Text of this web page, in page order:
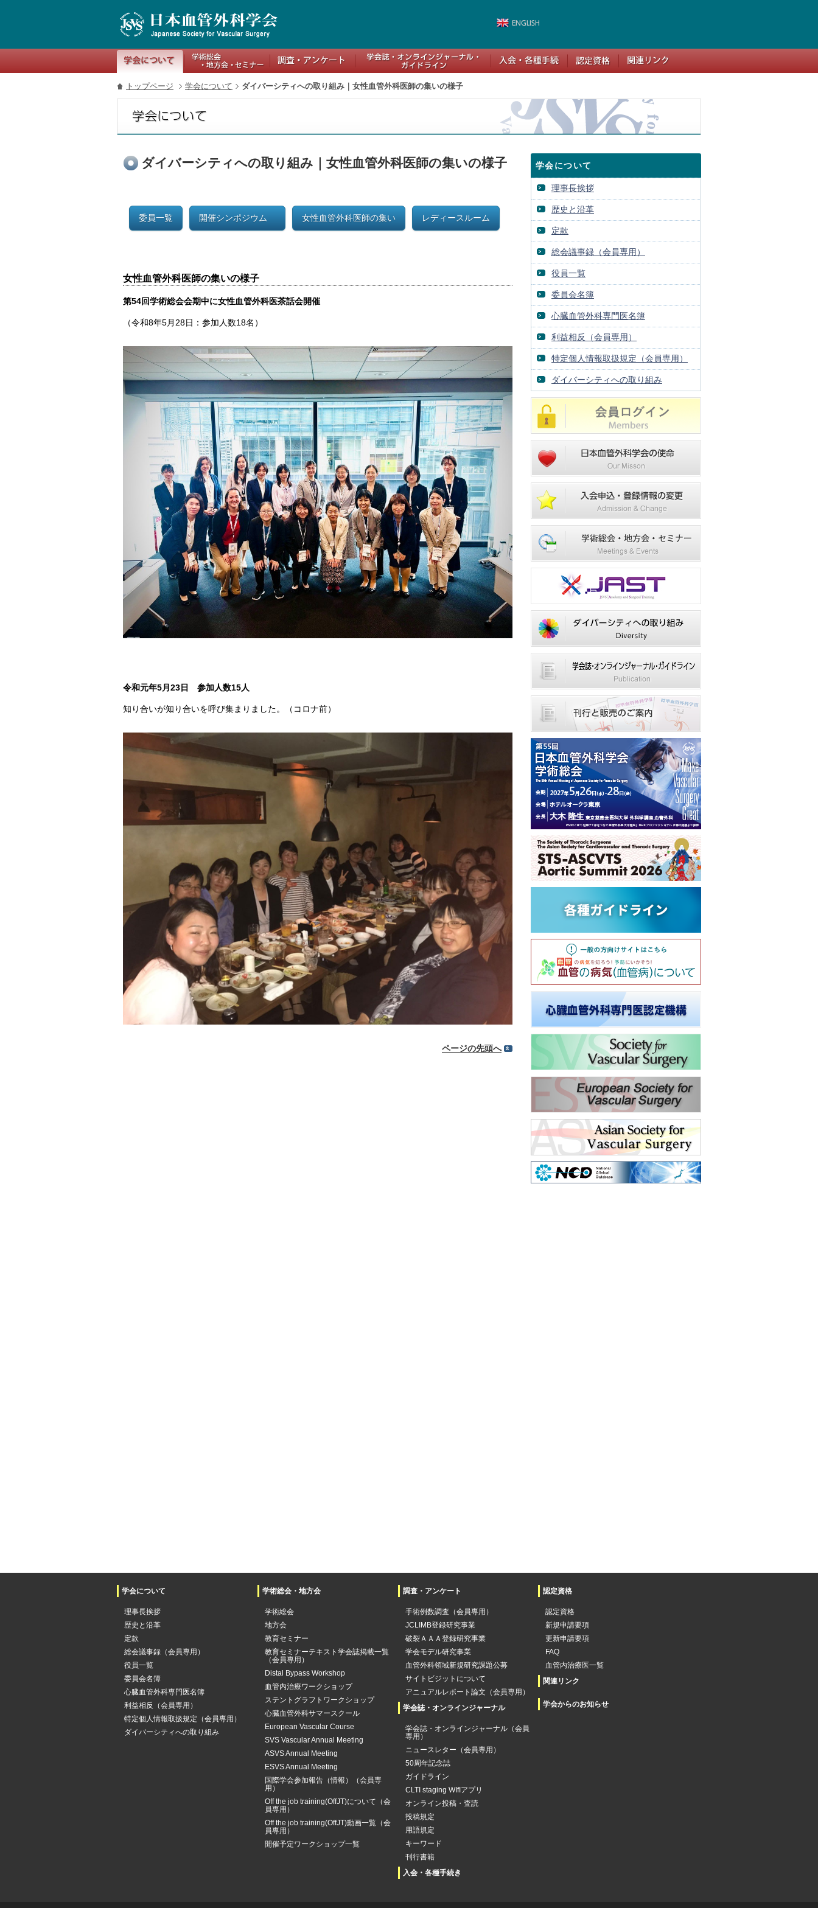
トップページ 学会について ダイバーシティへの取り組み｜女性血管外科医師の集いの様子
ダイバーシティへの取り組み｜女性血管外科医師の集いの様子
委員一覧 開催シンポジウム 女性血管外科医師の集い レディースルーム
女性血管外科医師の集いの様子
第54回学術総会会期中に女性血管外科医茶話会開催
（令和8年5月28日：参加人数18名）
令和元年5月23日 参加人数15人
知り合いが知り合いを呼び集まりました。（コロナ前）
ページの先頭へ
学会について
理事長挨拶
歴史と沿革
定款
総会議事録（会員専用）
役員一覧
委員会名簿
心臓血管外科専門医名簿
利益相反（会員専用）
特定個人情報取扱規定（会員専用）
ダイバーシティへの取り組み
学会について
理事長挨拶
歴史と沿革
定款
総会議事録（会員専用）
役員一覧
委員会名簿
心臓血管外科専門医名簿
利益相反（会員専用）
特定個人情報取扱規定（会員専用）
ダイバーシティへの取り組み
学術総会・地方会
学術総会
地方会
教育セミナー
教育セミナーテキスト学会誌掲載一覧
（会員専用）
Distal Bypass Workshop
血管内治療ワークショップ
ステントグラフトワークショップ
心臓血管外科サマースクール
European Vascular Course
SVS Vascular Annual Meeting
ASVS Annual Meeting
ESVS Annual Meeting
国際学会参加報告（情報）（会員専
用）
Off the job training(OffJT)について（会
員専用）
Off the job training(OffJT)動画一覧（会
員専用）
開催予定ワークショップ一覧
調査・アンケート
手術例数調査（会員専用）
JCLIMB登録研究事業
破裂ＡＡＡ登録研究事業
学会モデル研究事業
血管外科領域新規研究課題公募
サイトビジットについて
アニュアルレポート論文（会員専用）
学会誌・オンラインジャーナル
学会誌・オンラインジャーナル（会員
専用）
ニュースレター（会員専用）
50周年記念誌
ガイドライン
CLTI staging WIfIアプリ
オンライン投稿・査読
投稿規定
用語規定
キーワード
刊行書籍
入会・各種手続き
認定資格
認定資格
新規申請要項
更新申請要項
FAQ
血管内治療医一覧
関連リンク
学会からのお知らせ